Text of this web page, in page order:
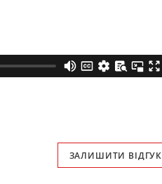
ЗАЛИШИТИ ВІДГУК